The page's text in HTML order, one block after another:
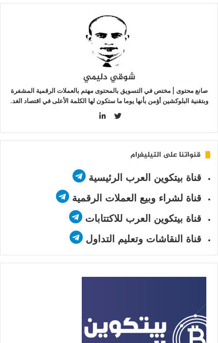
العملات
شوقي دليمي
صانع محتوى | مختص في التسويق بالمحتوى مهتم بالعملات الرقمية المشفرة
وبتقنية البلوكشين أؤمن بأنها يوما ما ستكون لها الكلمة الأعلى في اقتصاد الغد.
قنواتنا على التيليغرام
قناة بيتكوين العرب الرئيسية
قناة لشراء وبيع العملات الرقمية
قناة بيتكوين العرب للاكتتابات
قناة النقاشات وتعليم التداول